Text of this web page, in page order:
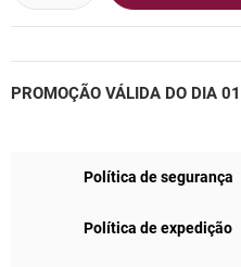
PROMOÇÃO VÁLIDA DO DIA
Política de segurança
Política de expedição